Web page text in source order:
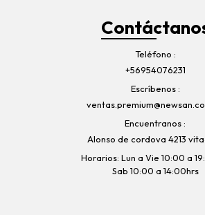
Teléfono
+56954076231
Escríbenos
Encuentranos
Alonso de cordova 4213
Horarios: Lun a Vie 10:00 a
Sab 10:00 a 14:00hrs